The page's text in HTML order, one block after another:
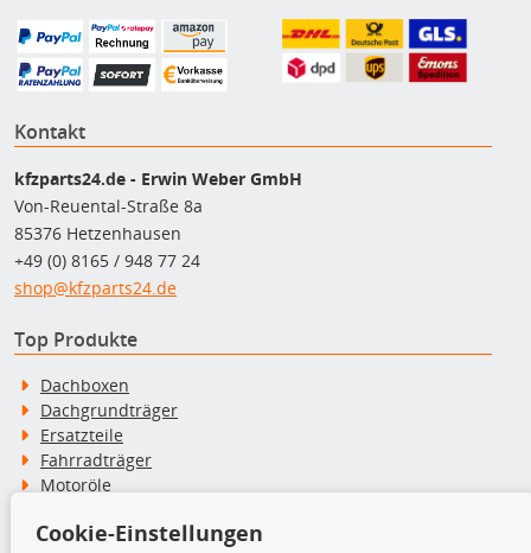
Kontakt
kfzparts24.de - Erwin Weber GmbH
Von-Reuental-Straße 8a
85376 Hetzenhausen
+49 (0) 8165 / 948 77 24
shop@kfzparts24.de
Top Produkte
Dachboxen
Dachgrundträger
Ersatzteile
Fahrradträger
Motoröle
Schneeketten
Cookie-Einstellungen